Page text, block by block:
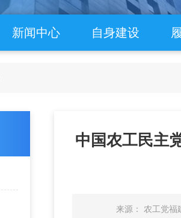
新闻中心 自身建设
中国农工民主
来源： 农工党福